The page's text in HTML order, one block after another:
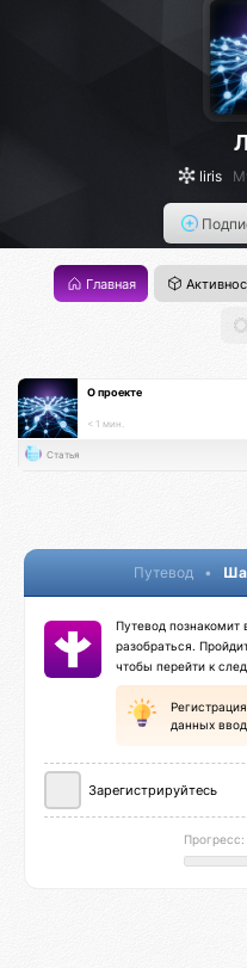
liris
Главная
О проекте
< 1 мин.
Статья
Путевод •
Путевод
разобраться.
чтобы перейти к
данных
Зарегистрируйтесь
Прогресс: